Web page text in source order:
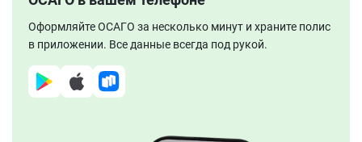
Оформляйте ОСАГО за несколько минут и храните полис
в приложении. Все данные всегда под рукой.